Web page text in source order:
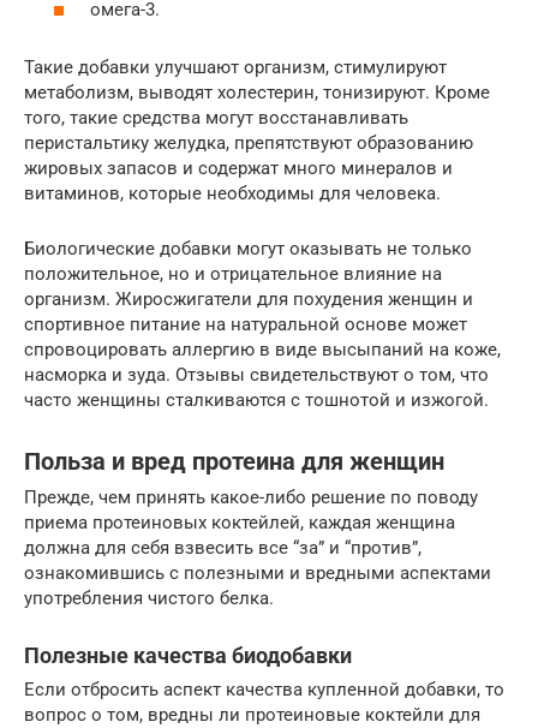
омега-3.
Такие добавки улучшают организм, стимулируют
метаболизм, выводят холестерин, тонизируют. Кроме
того, такие средства могут восстанавливать
перистальтику желудка, препятствуют образованию
жировых запасов и содержат много минералов и
витаминов, которые необходимы для человека.
Биологические добавки могут оказывать не только
положительное, но и отрицательное влияние на
организм. Жиросжигатели для похудения женщин и
спортивное питание на натуральной основе может
спровоцировать аллергию в виде высыпаний на коже,
насморка и зуда. Отзывы свидетельствуют о том, что
часто женщины сталкиваются с тошнотой и изжогой.
Польза и вред протеина для женщин
Прежде, чем принять какое-либо решение по поводу
приема протеиновых коктейлей, каждая женщина
должна для себя взвесить все “за” и “против”,
ознакомившись с полезными и вредными аспектами
употребления чистого белка.
Полезные качества биодобавки
Если отбросить аспект качества купленной добавки, то
вопрос о том, вредны ли протеиновые коктейли для